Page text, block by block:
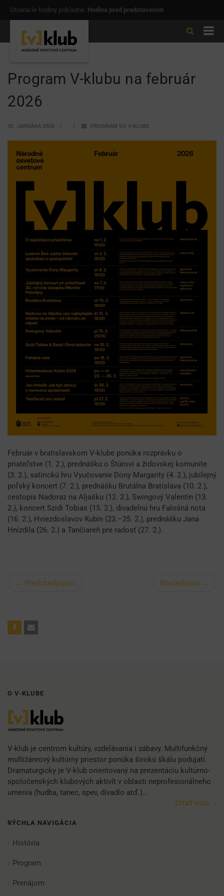
Otváracie hodiny pokladne: Hodina pred predstavením
Program V-klubu na február
2026
30. JANUÁRA 2026 PROGRAM VO V-KLUBE
Február v bratislavskom V-klube ponúka rozprávku o
priateľstve (1. 2.), prednášku o Štúrovi a židovskej komunite
(3. 2.), satirickú hru Vyučovanie Dony Margarity (4. 2.), jubilejný
poľský koncert (7. 2.), prednášku Brutálna Bratislava (10. 2.),
cestopis Nadoraz na Aljašku (12. 2.), Swingový Valentín (13.
2.), koncert Szidi Tobias (15. 2.), divadelnú hru Falošná nota
(16. 2.), Hviezdoslavov Kubín (23.–25. 2.), prednášku Jana
Hnízdila (26. 2.) a Tančiareň pre radosť (27. 2.).
← Predchádzajúci Nasledujúci →
O V-KLUBE
V-klub je centrom kultúry, vzdelávania i zábavy. Multifunkčný
multižánrový kultúrny priestor ponúka širokú škálu podujatí.
Dramaturgicky je V-klub orientovaný na prezentáciu kultúrno-
spoločenských klubových aktivít v oblasti neprofesionálneho
umenia (hudba, tanec, spev, divadlo atď.)…
ČÍTAŤ VIAC
RÝCHLA NAVIGÁCIA
História
Program
Prenájom